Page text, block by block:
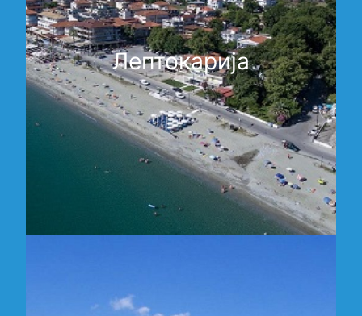
Лептокарија